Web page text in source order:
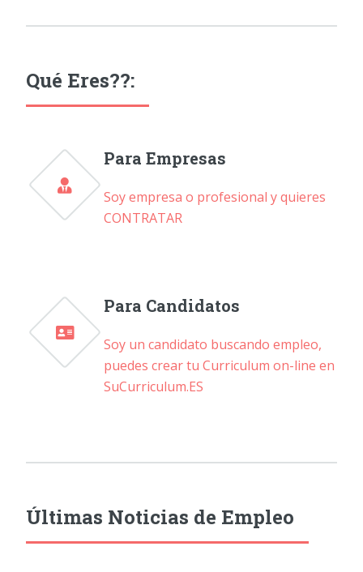
Qué Eres??:
Para Empresas
Soy empresa o profesional y quieres
CONTRATAR
Para Candidatos
Soy un candidato buscando empleo,
puedes crear tu Curriculum on-line en
SuCurriculum.ES
Últimas Noticias de Empleo